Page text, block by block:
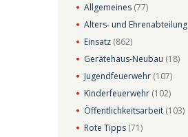
Allgemeines (77)
Alters- und Ehrenabteilung
Einsatz (862)
Gerätehaus-Neubau (18)
Jugendfeuerwehr (107)
Kinderfeuerwehr (102)
Öffentlichkeitsarbeit (103)
Rote Tipps (71)